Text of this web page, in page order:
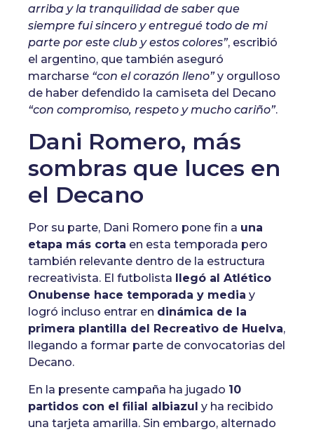
arriba y la tranquilidad de saber que
siempre fui sincero y entregué todo de mi
parte por este club y estos colores”, escribió
el argentino, que también aseguró
marcharse “con el corazón lleno”y orgulloso
de haber defendido la camiseta del Decano
“con compromiso, respeto y mucho cariño”.
Dani Romero, más
sombras que luces en
el Decano
Por su parte, Dani Romero pone fin a una
etapa más corta en esta temporada pero
también relevante dentro de la estructura
recreativista. El futbolista
llegó al Atlético
Onubense hace temporada y media y
logró incluso entrar en dinámica de la
primera plantilla del Recreativo de Huelva,
llegando a formar parte de convocatorias del
Decano.
En la presente campaña ha jugado 10
partidos con el filial albiazul y ha recibido
una tarjeta amarilla. Sin embargo, alternado